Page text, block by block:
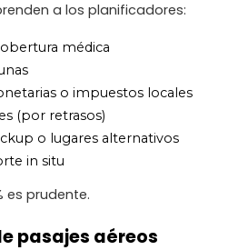
a los planificadores:
médica
o impuestos locales
(por retrasos)
o lugares alternativos
in situ
es prudente.
pasajes aéreos